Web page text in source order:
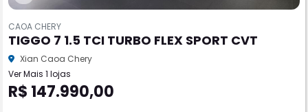
Co
pa
rtil
he
CAOA CHERY
TIGGO 7 1.5 TCI TURBO FLEX SPORT CVT
Xian Caoa Chery
Ver Mais 1 lojas
R$ 147.990,00